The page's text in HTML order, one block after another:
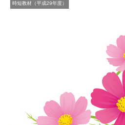
時短教材（平成29年度）